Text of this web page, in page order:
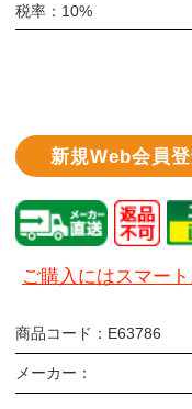
税率：10%
新規Web会員
ご購入にはスマー
商品コード： E63786
メーカー：